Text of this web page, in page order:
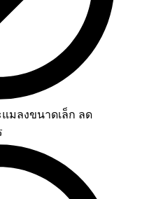
มลงขนาดเล็ก ลด